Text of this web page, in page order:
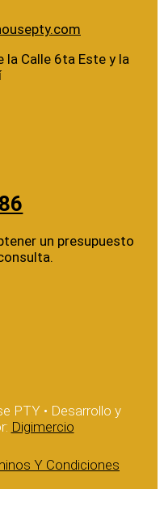
la Calle 6ta Este y la
un presupuesto
PTY • Desarrollo y
Digimercio
Y Condiciones